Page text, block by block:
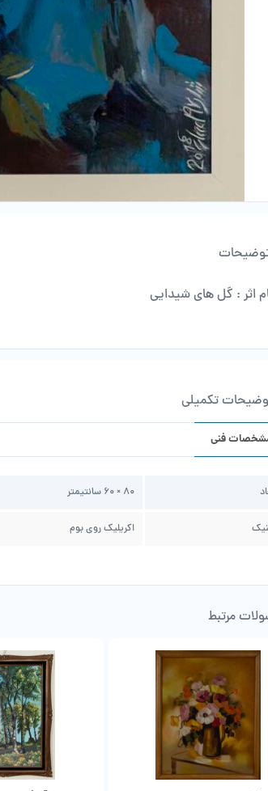
اثر : گل های شیدایی
تکمیلی
فنی
80 × 60 سانتیمتر
اکریلیک روی بوم
مرتبط